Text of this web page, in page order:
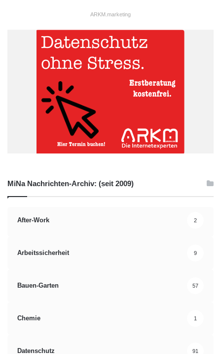
ARKM.marketing
MiNa Nachrichten-Archiv: (seit 2009)
After-Work 2
Arbeitssicherheit 9
Bauen-Garten 57
Chemie 1
Datenschutz 91